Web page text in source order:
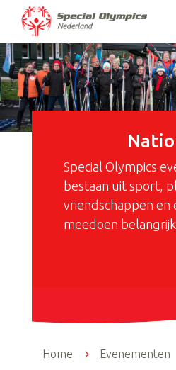
Special Olympics
bestaan uit sport,
vriendschappen en
meedoen
Home 5 Evenementen